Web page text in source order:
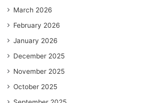
March 2026
February 2026
January 2026
December 2025
November 2025
October 2025